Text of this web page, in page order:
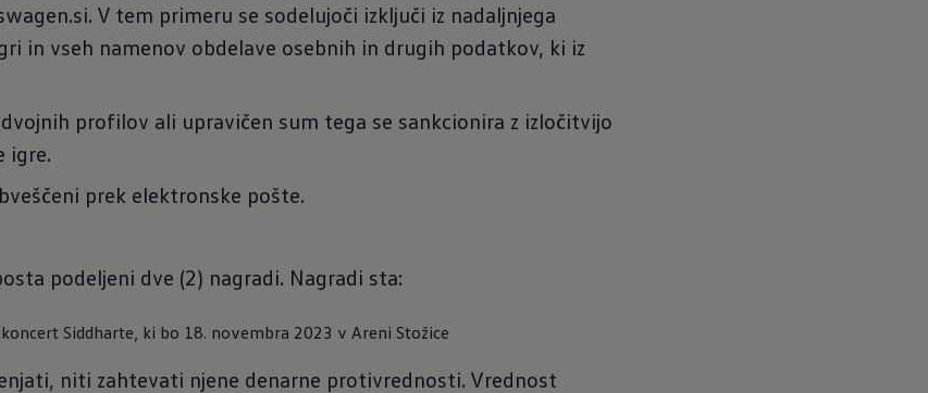
V tem primeru se sodelujoči izključi iz nadaljnjega
in vseh namenov obdelave osebnih in drugih podatkov, ki iz
profilov ali upravičen sum tega se sankcionira z izločitvijo
igre.
prek elektronske pošte.
podeljeni dve (2) nagradi. Nagradi sta:
Siddharte, ki bo 18. novembra 2023 v Areni Stožice
niti zahtevati njene denarne protivrednosti. Vrednost